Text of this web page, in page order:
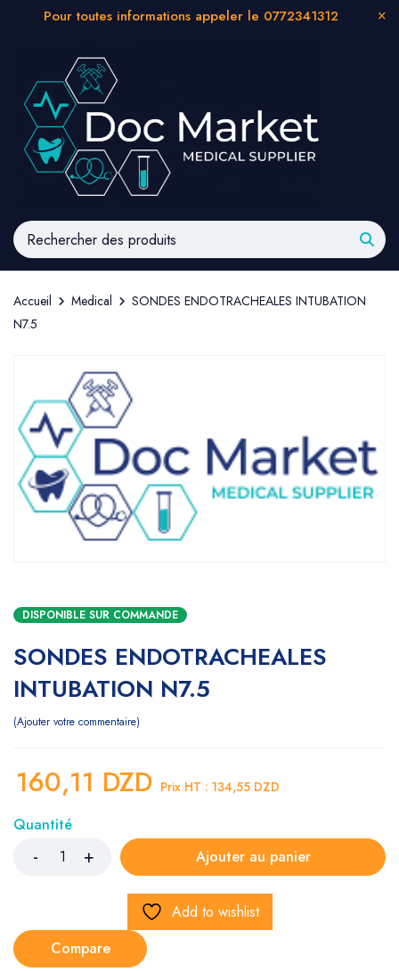
Pour toutes informations appeler le 0772341312
Accueil Medical
SONDES ENDOTRACHEALES INTUBATION
N7.5
DISPONIBLE SUR COMMANDE
SONDES ENDOTRACHEALES
INTUBATION N7.5
Ajouter votre commentaire
160,11 DZD Prix HT : 134,55 DZD
Quantité
Ajouter au panier
Add to wishlist
Compare